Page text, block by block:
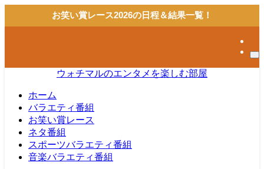
お笑い賞レース2026の日程＆結果一覧！
ウォチマルのエンタメを楽しむ部屋
ホーム
バラエティ番組
お笑い賞レース
ネタ番組
スポーツバラエティ番組
音楽バラエティ番組